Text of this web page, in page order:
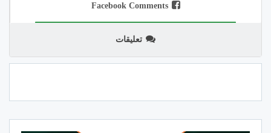
Facebook Comments
تعليقات